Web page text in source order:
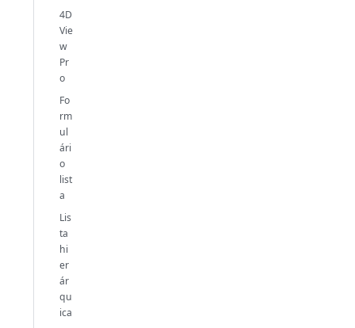
4D
Vie
w
Pr
o
Fo
rm
ul
ári
o
list
a
Lis
ta
hi
er
ár
qu
ica